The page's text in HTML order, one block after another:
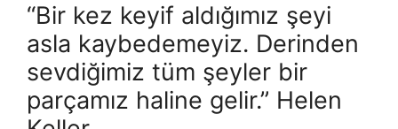
“Bir kez keyif aldığımız şeyi
asla kaybedemeyiz. Derinden
sevdiğimiz tüm şeyler bir
parçamız haline gelir.” Helen